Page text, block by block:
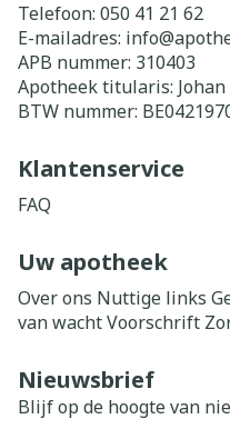
Telefoon: 050 41 21 62
E-mailadres: info@
APB nummer: 310403
Apotheek titularis:
BTW nummer:
Klantenservice
FAQ
Uw apotheek
Over ons Nuttige links
van wachtVoorschrift
Nieuwsbrief
Blijf op de hoogte van